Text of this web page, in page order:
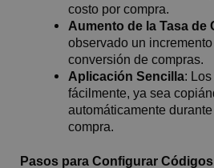
costo por compra.
Aumento de la Tasa de
observado un
conversión de compras.
Aplicación Sencilla:
fácilmente, ya sea
automáticamente
compra.
Pasos para Configurar